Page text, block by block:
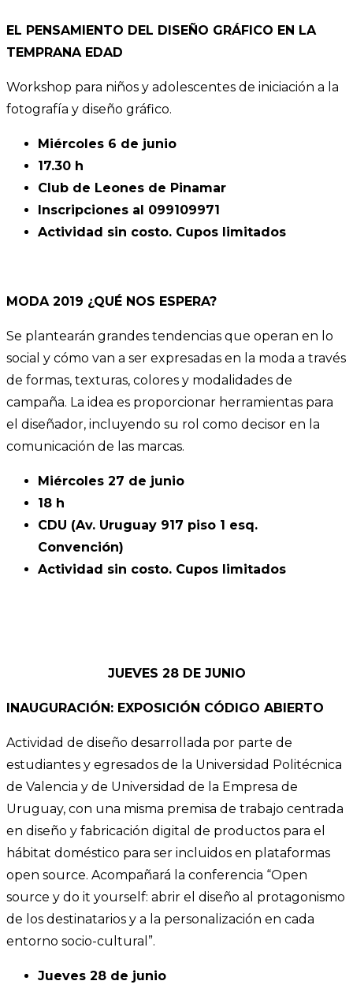
EL PENSAMIENTO DEL DISEÑO GRÁFICO EN LA
TEMPRANA EDAD
Workshop para niños y adolescentes de iniciación a la
fotografía y diseño gráfico.
Miércoles 6 de junio
17.30 h
Club de Leones de Pinamar
Inscripciones al 099109971
Actividad sin costo. Cupos limitados
MODA 2019 ¿QUÉ NOS ESPERA?
Se plantearán grandes tendencias que operan en lo
social y cómo van a ser expresadas en la moda a través
de formas, texturas, colores y modalidades de
campaña. La idea es proporcionar herramientas para
el diseñador, incluyendo su rol como decisor en la
comunicación de las marcas.
Miércoles 27 de junio
18 h
CDU (Av. Uruguay 917 piso 1 esq.
Convención)
Actividad sin costo. Cupos limitados
JUEVES 28 DE JUNIO
INAUGURACIÓN: EXPOSICIÓN CÓDIGO ABIERTO
Actividad de diseño desarrollada por parte de
estudiantes y egresados de la Universidad Politécnica
de Valencia y de Universidad de la Empresa de
Uruguay, con una misma premisa de trabajo centrada
en diseño y fabricación digital de productos para el
hábitat doméstico para ser incluidos en plataformas
open source. Acompañará la conferencia “Open
source y do it yourself: abrir el diseño al protagonismo
de los destinatarios y a la personalización en cada
entorno socio-cultural”.
Jueves 28 de junio